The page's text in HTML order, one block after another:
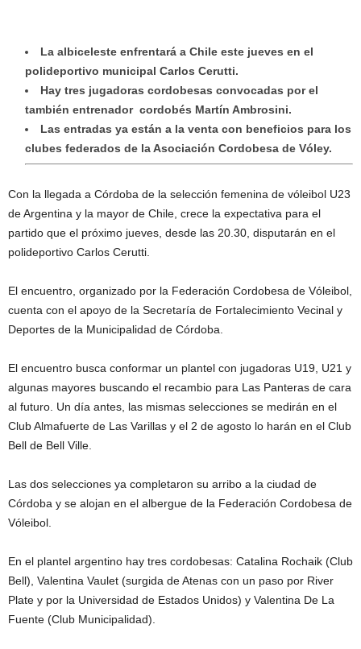
La albiceleste enfrentará a Chile este jueves en el
polideportivo municipal Carlos Cerutti.
Hay tres jugadoras cordobesas convocadas por el
también entrenador cordobés Martín Ambrosini.
Las entradas ya están a la venta con beneficios para los
clubes federados de la Asociación Cordobesa de Vóley.
Con la llegada a Córdoba de la selección femenina de vóleibol U23
de Argentina y la mayor de Chile, crece la expectativa para el
partido que el próximo jueves, desde las 20.30, disputarán en el
polideportivo Carlos Cerutti.
El encuentro, organizado por la Federación Cordobesa de Vóleibol,
cuenta con el apoyo de la Secretaría de Fortalecimiento Vecinal y
Deportes de la Municipalidad de Córdoba.
El encuentro busca conformar un plantel con jugadoras U19, U21 y
algunas mayores buscando el recambio para Las Panteras de cara
al futuro. Un día antes, las mismas selecciones se medirán en el
Club Almafuerte de Las Varillas y el 2 de agosto lo harán en el Club
Bell de Bell Ville.
Las dos selecciones ya completaron su arribo a la ciudad de
Córdoba y se alojan en el albergue de la Federación Cordobesa de
Vóleibol.
En el plantel argentino hay tres cordobesas: Catalina Rochaik (Club
Bell), Valentina Vaulet (surgida de Atenas con un paso por River
Plate y por la Universidad de Estados Unidos) y ⁠Valentina De La
Fuente (Club Municipalidad).